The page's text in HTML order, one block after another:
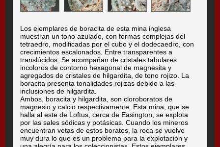
Los ejemplares de boracita de esta mina inglesa
muestran un tono azulado, con formas complejas del
tetraedro, modificadas por el cubo y el dodecaedro, con
crecimientos escalonados. Entre transparentes a
translúcidos. Se acompañan de cristales tabulares
incoloros de contorno hexagonal de magnesita y
agregados de cristales de hilgardita, de tono rojizo. La
boracita presenta tonalidades rojizas debido a las
inclusiones de hilgardita.
Ambos, boracita y hilgardita, son cloroboratos de
magnesio y calcio respectivamente. Esta mina, que se
halla al este de Loftus, cerca de Easington, se explota
por las sales sódicas y potásicas. Cuando los mineros
encuentran vetas de estos boratos, la roca se vuelve
muy dura lo que es un problema para la explotación y